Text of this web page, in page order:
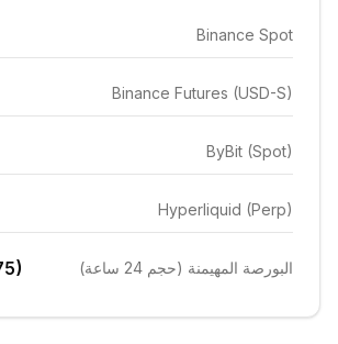
Binance Spot
Binance Futures (USD-S)
ByBit (Spot)
Hyperliquid (Perp)
البورصة المهيمنة (حجم 24 ساعة)